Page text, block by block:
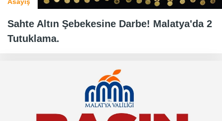
Sahte Altın Şebekesine Darbe! Malatya'da 2
Tutuklama.